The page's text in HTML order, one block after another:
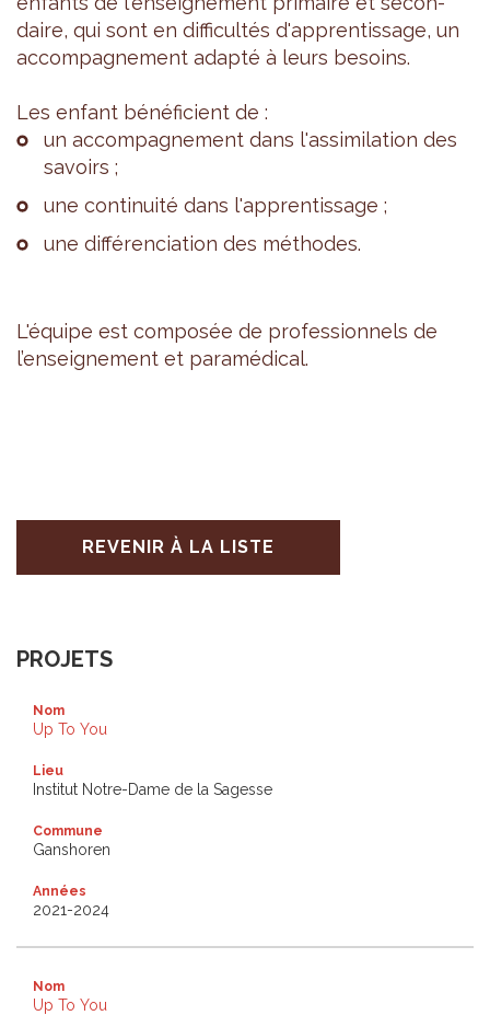
daire, qui sont en dif­fi­cul­tés d'ap­pren­tis­sage, un
accom­pa­gne­ment adapté à leurs besoins.
Les enfant béné­fi­cient de :
un accom­pa­gne­ment dans l'as­si­mi­la­tion des
savoirs ;
une conti­nuité dans l'ap­pren­tis­sage ;
une dif­fé­ren­cia­tion des méthodes.
L'équipe est com­po­sée de pro­fes­sion­nels de
l’en­sei­gne­ment et para­mé­di­cal.
REVENIR À LA LISTE
PROJETS
Nom
Up To You
Lieu
Institut Notre-Dame de la Sagesse
Commune
Ganshoren
Années
2021-2024
Nom
Up To You